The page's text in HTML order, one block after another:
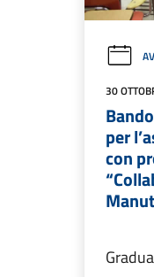
30
per
con